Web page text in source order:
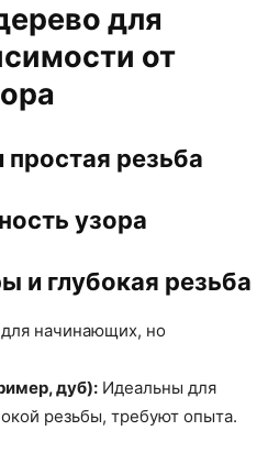
для
от
простая резьба
узора
и глубокая резьба
начинающих, но
дуб): Идеальны для
резьбы, требуют опыта.